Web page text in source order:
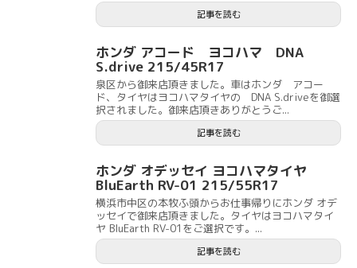
記事を読む
ホンダ アコード ヨコハマ DNA
S.drive 215/45R17
泉区から御来店頂きました。車はホンダ アコー
ド、タイヤはヨコハマタイヤの DNA S.driveを御選
択されました。御来店頂きありがとうご...
記事を読む
ホンダ オデッセイ ヨコハマタイヤ
BluEarth RV-01 215/55R17
横浜市中区の本牧ふ頭からお仕事帰りにホンダ オデ
ッセイで御来店頂きました。タイヤはヨコハマタイ
ヤ BluEarth RV-01をご選択です。...
記事を読む